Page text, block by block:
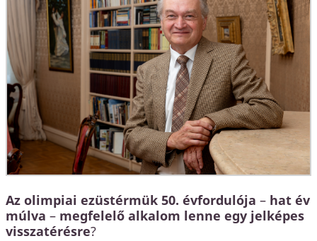
Az olimpiai ezüstérmük 50. évfordulója – hat év
múlva – megfelelő alkalom lenne egy jelképes
visszatérésre?